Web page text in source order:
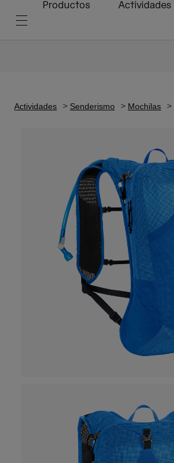
Productos Actividades
Actividades Senderismo Mochilas